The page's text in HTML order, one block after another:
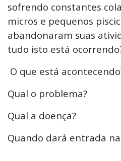
sofrendo constantes
micros e pequenos
abandonaram suas
tudo isto está
O que está
Qual o problema?
Qual a doença?
Quando dará entrada na